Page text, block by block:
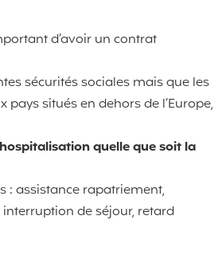
d’avoir un contrat
sécurités sociales mais que les
situés en dehors de l’Europe,
quelle que soit la
: assistance rapatriement,
de séjour, retard